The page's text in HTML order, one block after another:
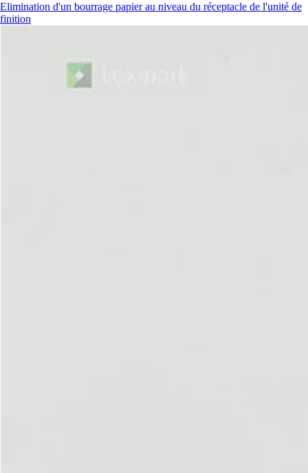
Elimination d'un bourrage papier au niveau du réceptacle de l'unité de
finition